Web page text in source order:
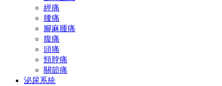
經痛
腰痛
腳麻腫痛
腹痛
頭痛
頸脖痛
關節痛
泌尿系統